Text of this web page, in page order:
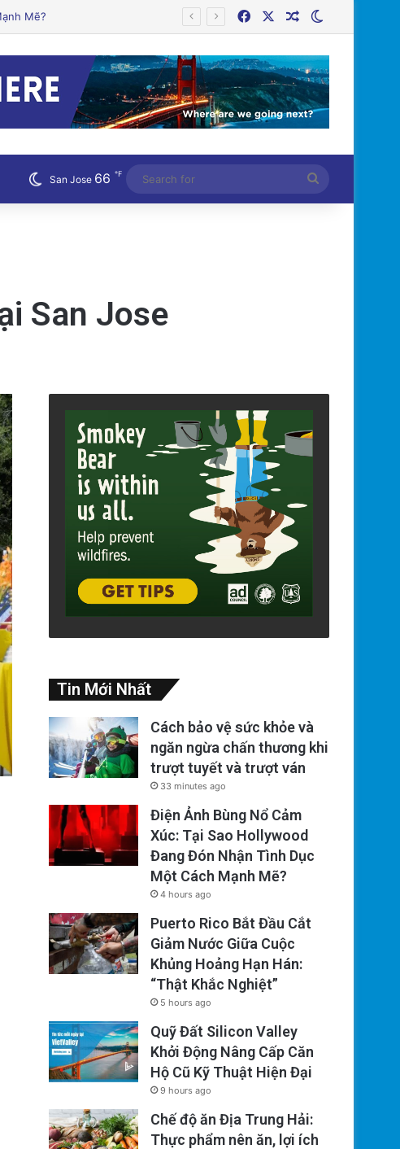
FacebookRandom Article
San Jose 66 ℉
for
San Jose
Tin Mới Nhất
Cách bảo vệ sức khỏe và
ngăn ngừa chấn thương khi
trượt tuyết và trượt ván
33 minutes ago
Điện Ảnh Bùng Nổ Cảm
Xúc: Tại Sao Hollywood
Đang Đón Nhận Tình Dục
Một Cách Mạnh Mẽ?
4 hours ago
Puerto Rico Bắt Đầu Cắt
Giảm Nước Giữa Cuộc
Khủng Hoảng Hạn Hán:
“Thật Khắc Nghiệt”
5 hours ago
Quỹ Đất Silicon Valley
Khởi Động Nâng Cấp Căn
Hộ Cũ Kỹ Thuật Hiện Đại
9 hours ago
Chế độ ăn Địa Trung Hải:
Thực phẩm nên ăn, lợi ích